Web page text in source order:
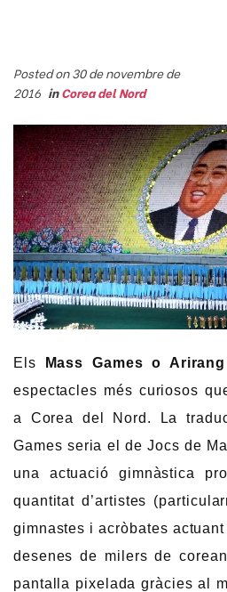
Posted on 30 de novembre de
2016 inCorea del Nord
Els Mass Games o
espectacles més curiosos
a Corea del Nord. La
Games seria el de Jocs de
una actuació gimnàstica
quantitat d’artistes
gimnastes i acròbates
desenes de milers de
pantalla pixelada gràcies al